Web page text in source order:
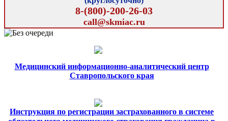
8-(800)-200-26-03
call@skmiac.ru
Медицинский информационно-аналитический центр
Ставропольского края
Инструкция по регистрации застрахованного в системе